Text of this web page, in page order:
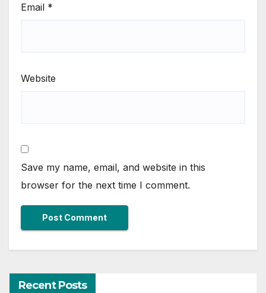
Email *
Website
Save my name, email, and website in this
browser for the next time I comment.
Recent Posts